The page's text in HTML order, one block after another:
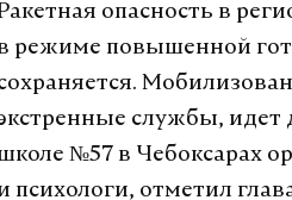
опасность в
режиме повышенной
службы, идет
№57 в Чебоксарах
психологи, отметил